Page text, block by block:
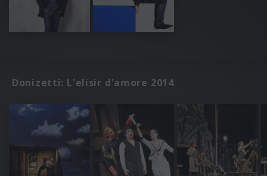
Donizetti: L'elisir d'amore 2014